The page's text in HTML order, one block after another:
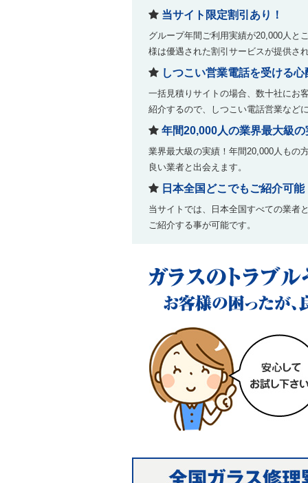
当サイト限定割引あり！
グループ年間ご利用実績が20,000人と
様は優遇された割引サービスが提供さ
しつこい営業電話を受ける心
一括見積りサイトの場合、数十社にお
紹介するので、しつこい電話営業など
年間20,000人の業界最大級の
業界最大級の実績！年間20,000人もの
良い業者と出会えます。
日本全国どこでもご紹介可能
当サイトでは、日本全国すべての業者
ご紹介する事が可能です。